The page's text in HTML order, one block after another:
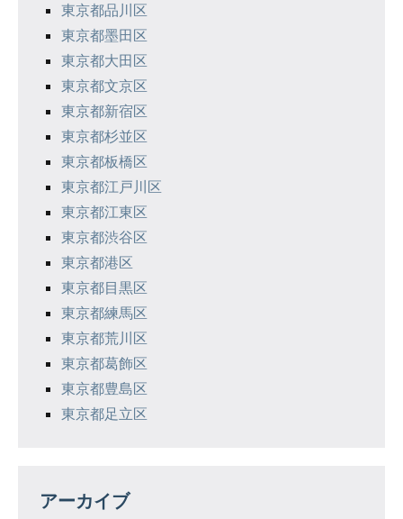
東京都品川区
東京都墨田区
東京都大田区
東京都文京区
東京都新宿区
東京都杉並区
東京都板橋区
東京都江戸川区
東京都江東区
東京都渋谷区
東京都港区
東京都目黒区
東京都練馬区
東京都荒川区
東京都葛飾区
東京都豊島区
東京都足立区
アーカイブ